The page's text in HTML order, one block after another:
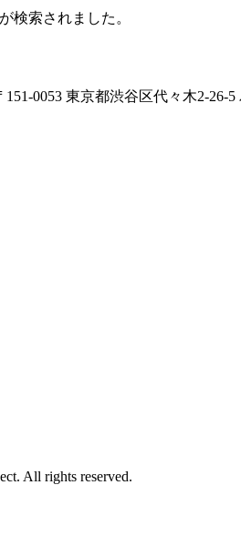
検索されました。
All rights reserved.